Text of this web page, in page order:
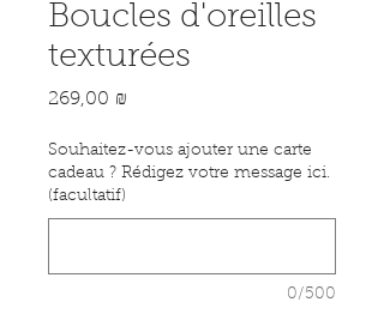
Boucles d'oreilles
texturées
269,00 ₪
Souhaitez-vous ajouter une carte
cadeau ? Rédigez votre message ici.
(facultatif)
0/500